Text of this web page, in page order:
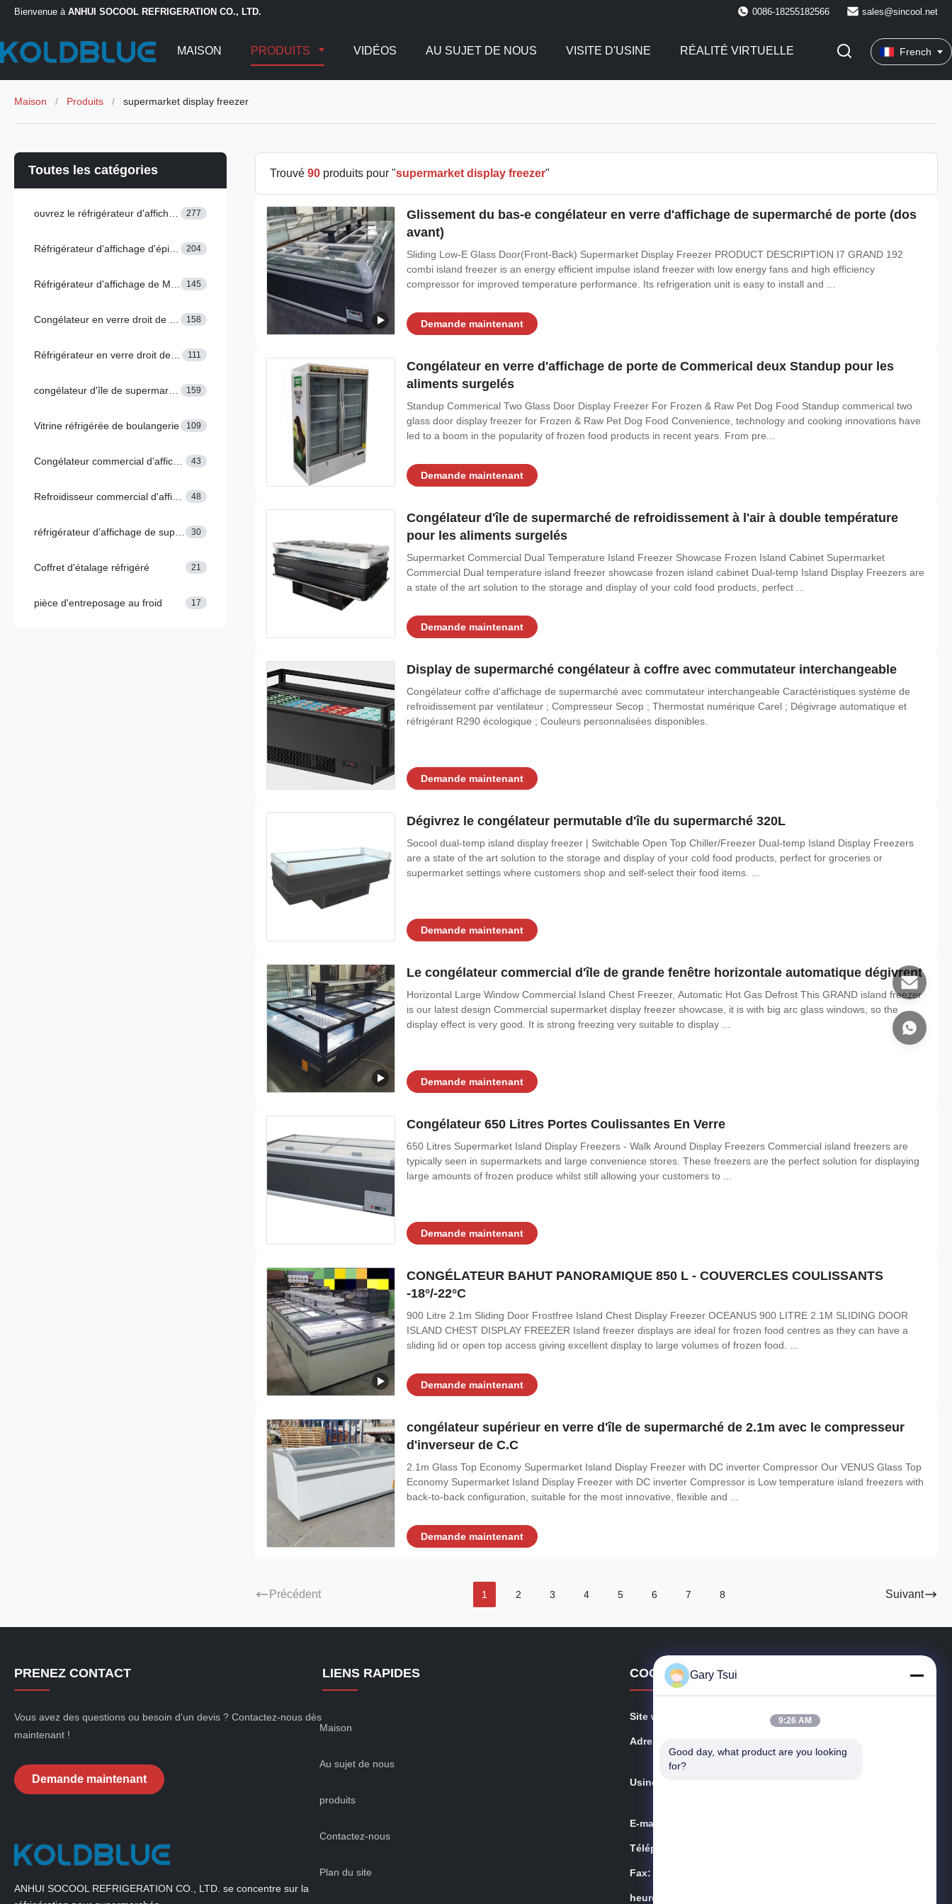
Bienvenue à ANHUI SOCOOL REFRIGERATION CO., LTD. 0086-18255182566 sales@sincool.net
MAISON PRODUITS VIDÉOS AU SUJET DE NOUS VISITE D'USINE RÉALITÉ VIRTUELLE French
Maison / Produits / supermarket display freezer
Toutes les catégories
277
204
145
158
111
159
Vitrine réfrigérée de boulangerie 109
43
48
30
Coffret d'étalage réfrigéré 21
pièce d'entreposage au froid 17
Trouvé 90 produits pour "supermarket display freezer"
Glissement du bas-e congélateur en verre d'affichage de supermarché de porte (dos
avant)
Sliding Low-E Glass Door(Front-Back) Supermarket Display Freezer PRODUCT DESCRIPTION I7 GRAND 192
combi island freezer is an energy efficient impulse island freezer with low energy fans and high efficiency
compressor for improved temperature performance. Its refrigeration unit is easy to install and ...
Demande maintenant
Congélateur en verre d'affichage de porte de Commerical deux Standup pour les
aliments surgelés
Standup Commerical Two Glass Door Display Freezer For Frozen & Raw Pet Dog Food Standup commerical two
glass door display freezer for Frozen & Raw Pet Dog Food Convenience, technology and cooking innovations have
led to a boom in the popularity of frozen food products in recent years. From pre...
Demande maintenant
Congélateur d'île de supermarché de refroidissement à l'air à double température
pour les aliments surgelés
Supermarket Commercial Dual Temperature Island Freezer Showcase Frozen Island Cabinet Supermarket
Commercial Dual temperature island freezer showcase frozen island cabinet Dual-temp Island Display Freezers are
a state of the art solution to the storage and display of your cold food products, perfect ...
Demande maintenant
Display de supermarché congélateur à coffre avec commutateur interchangeable
Congélateur coffre d'affichage de supermarché avec commutateur interchangeable Caractéristiques système de
refroidissement par ventilateur ; Compresseur Secop ; Thermostat numérique Carel ; Dégivrage automatique et
réfrigérant R290 écologique ; Couleurs personnalisées disponibles.
Demande maintenant
Dégivrez le congélateur permutable d'île du supermarché 320L
Socool dual-temp island display freezer | Switchable Open Top Chiller/Freezer Dual-temp Island Display Freezers
are a state of the art solution to the storage and display of your cold food products, perfect for groceries or
supermarket settings where customers shop and self-select their food items. ...
Demande maintenant
Le congélateur commercial d'île de grande fenêtre horizontale automatique dégivrent
Horizontal Large Window Commercial Island Chest Freezer, Automatic Hot Gas Defrost This GRAND island freezer
is our latest design Commercial supermarket display freezer showcase, it is with big arc glass windows, so the
display effect is very good. It is strong freezing very suitable to display ...
Demande maintenant
Congélateur 650 Litres Portes Coulissantes En Verre
650 Litres Supermarket Island Display Freezers - Walk Around Display Freezers Commercial island freezers are
typically seen in supermarkets and large convenience stores. These freezers are the perfect solution for displaying
large amounts of frozen produce whilst still allowing your customers to ...
Demande maintenant
CONGÉLATEUR BAHUT PANORAMIQUE 850 L - COUVERCLES COULISSANTS
-18°/-22°C
900 Litre 2.1m Sliding Door Frostfree Island Chest Display Freezer OCEANUS 900 LITRE 2.1M SLIDING DOOR
ISLAND CHEST DISPLAY FREEZER Island freezer displays are ideal for frozen food centres as they can have a
sliding lid or open top access giving excellent display to large volumes of frozen food. ...
Demande maintenant
congélateur supérieur en verre d'île de supermarché de 2.1m avec le compresseur
d'inverseur de C.C
2.1m Glass Top Economy Supermarket Island Display Freezer with DC inverter Compressor Our VENUS Glass Top
Economy Supermarket Island Display Freezer with DC inverter Compressor is Low temperature island freezers with
back-to-back configuration, suitable for the most innovative, flexible and ...
Demande maintenant
Précédent 1 2 3 4 5 6 7 8 Suivant
PRENEZ CONTACT
Vous avez des questions ou besoin d'un devis ? Contactez-nous dès
maintenant !
Demande maintenant
ANHUI SOCOOL REFRIGERATION CO., LTD. se concentre sur la
LIENS RAPIDES
Maison
Au sujet de nous
produits
Contactez-nous
Plan du site
COORDONNÉES
Site web: opendisplayfridge.com
Adresse:
efei, Anhui, Chine
Usine:
E-mail:
Téléphone:
Fax:
heures:
Gary Tsui
9:26 AM
Good day, what product are you looking
for?